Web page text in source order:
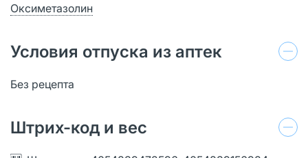
Оксиметазолин
Условия отпуска из аптек
Без рецепта
Штрих-код и вес